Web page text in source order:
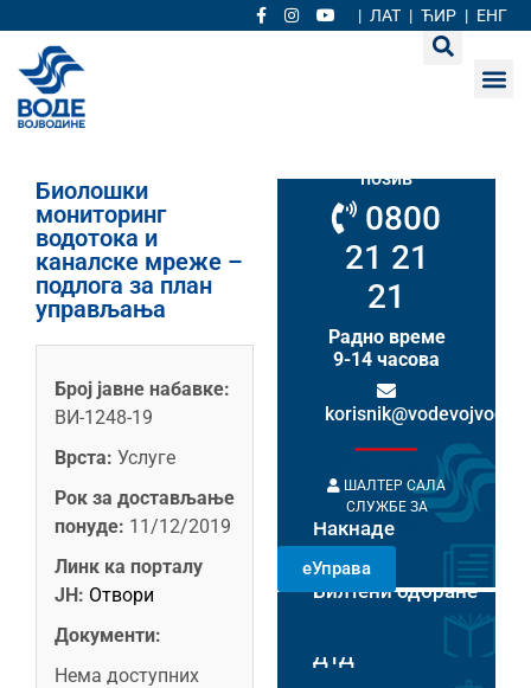
| ЛАТ | ЋИР | ЕНГ
Биолошки
мониторинг
водотока и
каналске мреже –
подлога за план
управљања
Број јавне набавке:
ВИ-1248-19
Врста: Услуге
Рок за достављање
понуде: 11/12/2019
Линк ка порталу
ЈН: Отвори
Документи:
Нема доступних
позив
0800
21 21
21
Радно време
9-14 часова
ШАЛТЕР САЛА
СЛУЖБЕ ЗА
НАКНАДЕ
РАДНИМ
ДАНИМА 8-14
ЧАСОВА
Накнаде
еУправа
Билтени одбране
Пловидба на Хс
ДТД